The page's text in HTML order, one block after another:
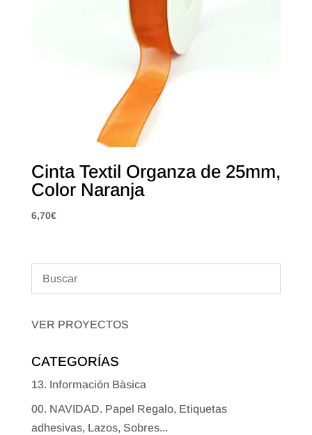
Cinta Textil Organza de 25mm,
Color Naranja
6,70€
VER PROYECTOS
CATEGORÍAS
13. Información Bàsica
00. NAVIDAD. Papel Regalo, Etiquetas
adhesivas, Lazos, Sobres...